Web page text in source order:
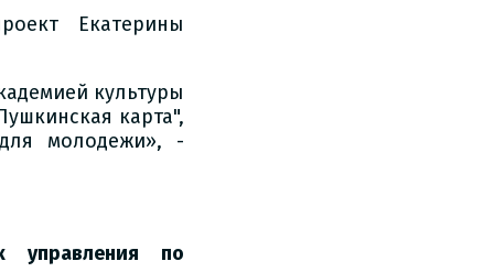
Екатерины
культуры
карта",
молодежи», -
управления по